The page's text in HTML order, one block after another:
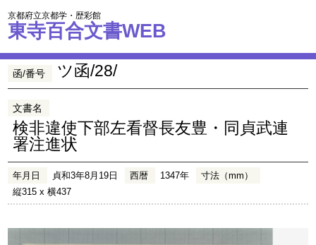
京都府立京都学・歴彩館
東寺百合文書WEB
函/番号 ツ函/28/
文書名
検非違使下部左看督長友豊・同貞武連
署注進状
年月日 貞和3年8月19日 西暦 1347年
寸法（mm）
縦315 x 横437